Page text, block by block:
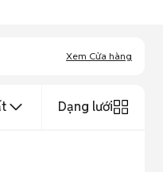
Xem Cửa hàng
Dạng lưới